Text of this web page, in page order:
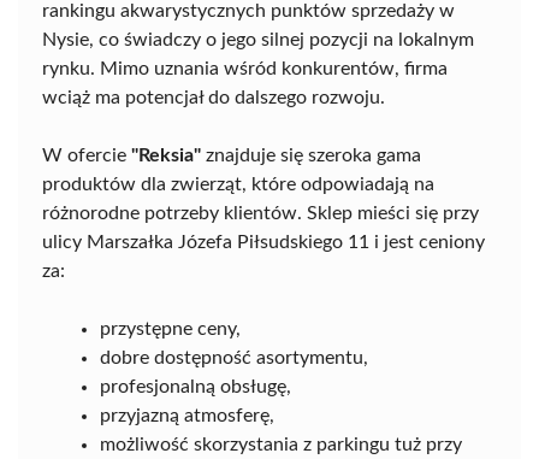
rankingu akwarystycznych punktów sprzedaży w
Nysie, co świadczy o jego silnej pozycji na lokalnym
rynku. Mimo uznania wśród konkurentów, firma
wciąż ma potencjał do dalszego rozwoju.
W ofercie "Reksia" znajduje się szeroka gama
produktów dla zwierząt, które odpowiadają na
różnorodne potrzeby klientów. Sklep mieści się przy
ulicy Marszałka Józefa Piłsudskiego 11 i jest ceniony
za:
przystępne ceny,
dobre dostępność asortymentu,
profesjonalną obsługę,
przyjazną atmosferę,
możliwość skorzystania z parkingu tuż przy